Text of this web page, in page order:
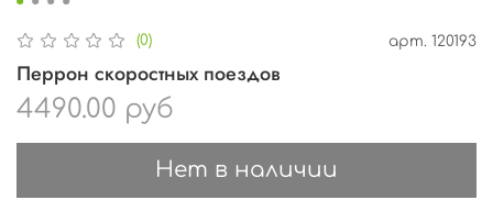
(0) арт. 120193
Перрон скоростных поездов
4490.00 руб
Нет в наличии